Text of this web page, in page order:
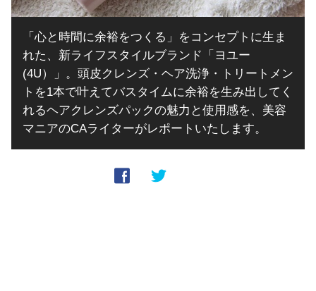
「心と時間に余裕をつくる」をコンセプトに生ま
れた、新ライフスタイルブランド「ヨユー
(4U）」。頭皮クレンズ・ヘア洗浄・トリートメン
トを1本で叶えてバスタイムに余裕を生み出してく
れるヘアクレンズパックの魅力と使用感を、美容
マニアのCAライターがレポートいたします。